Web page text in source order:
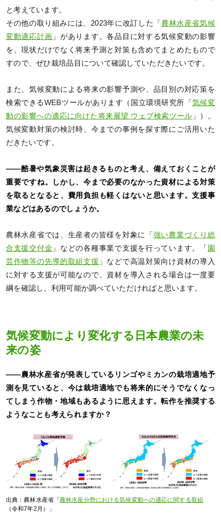
と考えています。
その他の取り組みには、2023年に改訂した「 農林水産省気候
変動適応計画 」があります。各品目に対する気候変動の影響
を、現状だけでなく将来予測と対策も含めてまとめたもので
すので、ぜひ栽培品目について確認していただきたいです。
また、気候変動による将来の影響予測や、品目別の対応策を
検索できるWEBツールがあります（国立環境研究所「 気候変
動の影響への適応に向けた将来展望 ウェブ検索ツール 」）。
気候変動対策の検討時、今までの事例を探す際にご活用いた
だきたいです。
――酷暑や気象災害は起きるものと考え、備えておくことが
重要ですね。しかし、今まで必要のなかった資材による対策
を取るとなると、費用負担も軽くはないと思います。支援事
業などはあるのでしょうか。
農林水産省では、生産者の皆様を対象に「 強い農業づくり総
合⽀援交付⾦ 」などの各種事業で支援を行っています。「 園
芸作物等の先導的取組支援 」などで高温対策向け資材の導入
に対する支援が可能なので、資材を導入される場合は一度要
綱を確認し、利用可能か調べていただければと思います。
気候変動により変化する日本農業の未
来の姿
――農林水産省が発表しているリンゴやミカンの栽培適地予
測を見ていると、今は栽培適地でも将来的にそうでなくなっ
てしまう作物・地域もあるように思えます。転作を推奨する
ようなことも考えられますか？
出典：農林水産省「 農林水産分野における気候変動への適応に関する取組
（令和7年2月）」